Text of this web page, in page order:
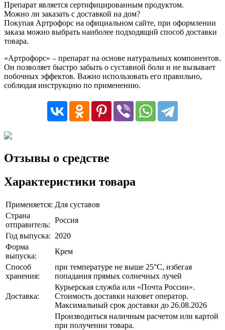
Препарат является сертифицированным продуктом.
Можно ли заказать с доставкой на дом?
Покупая Артрофорс на официальном сайте, при оформлении
заказа можно выбрать наиболее подходящий способ доставки
товара.
«Артрофорс» – препарат на основе натуральных компонентов.
Он позволяет быстро забыть о суставной боли и не вызывает
побочных эффектов. Важно использовать его правильно,
соблюдая инструкцию по применению.
Отзывы о средстве
Характеристики товара
Применяется: Для суставов
Страна
отправитель:
Россия
Год выпуска: 2020
Форма
выпуска:
Крем
Способ
хранения:
при температуре не выше 25°C, избегая
попадания прямых солнечных лучей
Доставка:
Курьерская служба или «Почта России».
Стоимость доставки назовет оператор.
Максимальный срок доставки до 26.08.2026
Производиться наличным расчетом или картой
при получении товара.